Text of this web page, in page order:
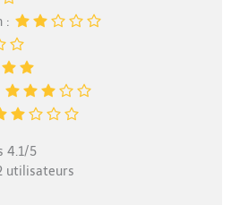
:
4.1/5
utilisateurs